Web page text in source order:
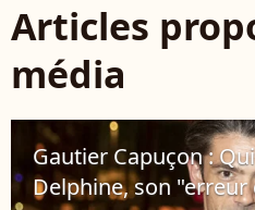
Articles
média
Gautier Capuçon :
Delphine, son "erreur